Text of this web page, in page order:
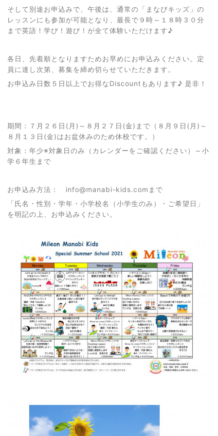
そして別途お申込みで、午後は、通常の「まなびキッズ」の
レッスンにも参加が可能となり、最長で９時～１８時３０分
まで英語！学び！遊び！が全て体験いただけます♪
各日、先着順となりますためお早めにお申込みください。定
員に達し次第、募集を締め切らせていただきます。
お申込み日数５日以上でお得なDiscountもあります♪ 是非！
期間：７月２６日(月)～８月２７日(金)まで（８月９日(月)～
８月１３日(金)はお盆休みのため休校です。）
対象：年少※対象日のみ（カレンダーをご確認ください）～小
学６年生まで
お申込み方法： info@manabi-kids.comまで
「氏名・性別・学年・小学校名（小学生のみ）・ご希望日」
を明記の上、お申込みください。